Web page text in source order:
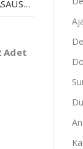
WIRELESS ŞARJLI MASAÜSTÜ DÜZENLEYICI
Adet